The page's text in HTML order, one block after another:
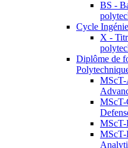
BS -
Cycle
X -
Diplôme de
MScT-
MScT-
MScT-